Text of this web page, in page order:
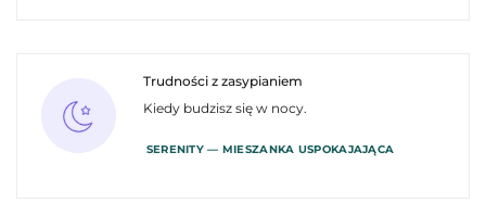
Trudności z zasypianiem
Kiedy budzisz się w nocy.
SERENITY — MIESZANKA USPOKAJAJĄCA